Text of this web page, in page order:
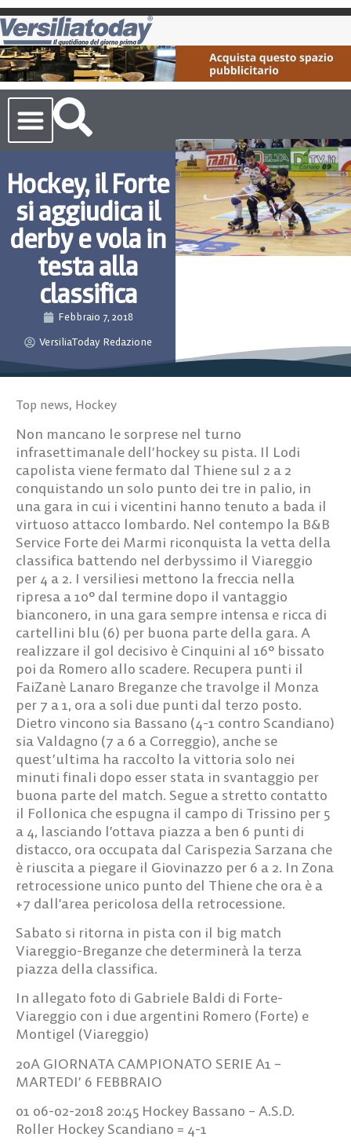
Hockey, il Forte
si aggiudica il
derby e vola in
testa alla
classifica
Febbraio 7, 2018
VersiliaToday Redazione
Top news, Hockey
Non mancano le sorprese nel turno
infrasettimanale dell’hockey su pista. Il Lodi
capolista viene fermato dal Thiene sul 2 a 2
conquistando un solo punto dei tre in palio, in
una gara in cui i vicentini hanno tenuto a bada il
virtuoso attacco lombardo. Nel contempo la B&B
Service Forte dei Marmi riconquista la vetta della
classifica battendo nel derbyssimo il Viareggio
per 4 a 2. I versiliesi mettono la freccia nella
ripresa a 10° dal termine dopo il vantaggio
bianconero, in una gara sempre intensa e ricca di
cartellini blu (6) per buona parte della gara. A
realizzare il gol decisivo è Cinquini al 16° bissato
poi da Romero allo scadere. Recupera punti il
FaiZanè Lanaro Breganze che travolge il Monza
per 7 a 1, ora a soli due punti dal terzo posto.
Dietro vincono sia Bassano (4-1 contro Scandiano)
sia Valdagno (7 a 6 a Correggio), anche se
quest’ultima ha raccolto la vittoria solo nei
minuti finali dopo esser stata in svantaggio per
buona parte del match. Segue a stretto contatto
il Follonica che espugna il campo di Trissino per 5
a 4, lasciando l’ottava piazza a ben 6 punti di
distacco, ora occupata dal Carispezia Sarzana che
è riuscita a piegare il Giovinazzo per 6 a 2. In Zona
retrocessione unico punto del Thiene che ora è a
+7 dall’area pericolosa della retrocessione.
Sabato si ritorna in pista con il big match
Viareggio-Breganze che determinerà la terza
piazza della classifica.
In allegato foto di Gabriele Baldi di Forte-
Viareggio con i due argentini Romero (Forte) e
Montigel (Viareggio)
20A GIORNATA CAMPIONATO SERIE A1 –
MARTEDI’ 6 FEBBRAIO
01 06-02-2018 20:45 Hockey Bassano – A.S.D.
Roller Hockey Scandiano = 4-1